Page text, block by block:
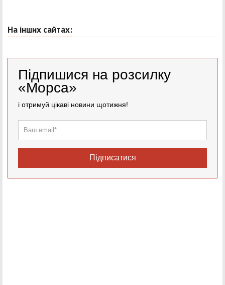
На інших сайтах:
Підпишися на розсилку
«Морса»
і отримуй цікаві новини щотижня!
Підписатися